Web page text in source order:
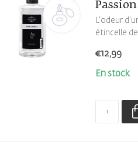
L'odeur
étincelle
€12,99
En stock